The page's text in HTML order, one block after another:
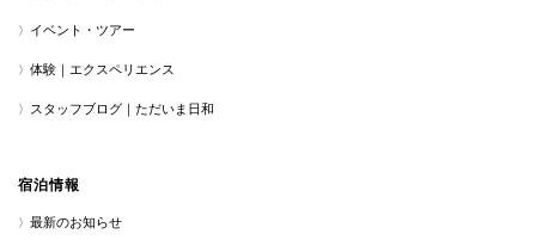
イベント・ツアー
体験｜エクスペリエンス
スタッフブログ｜ただいま日和
宿泊情報
最新のお知らせ